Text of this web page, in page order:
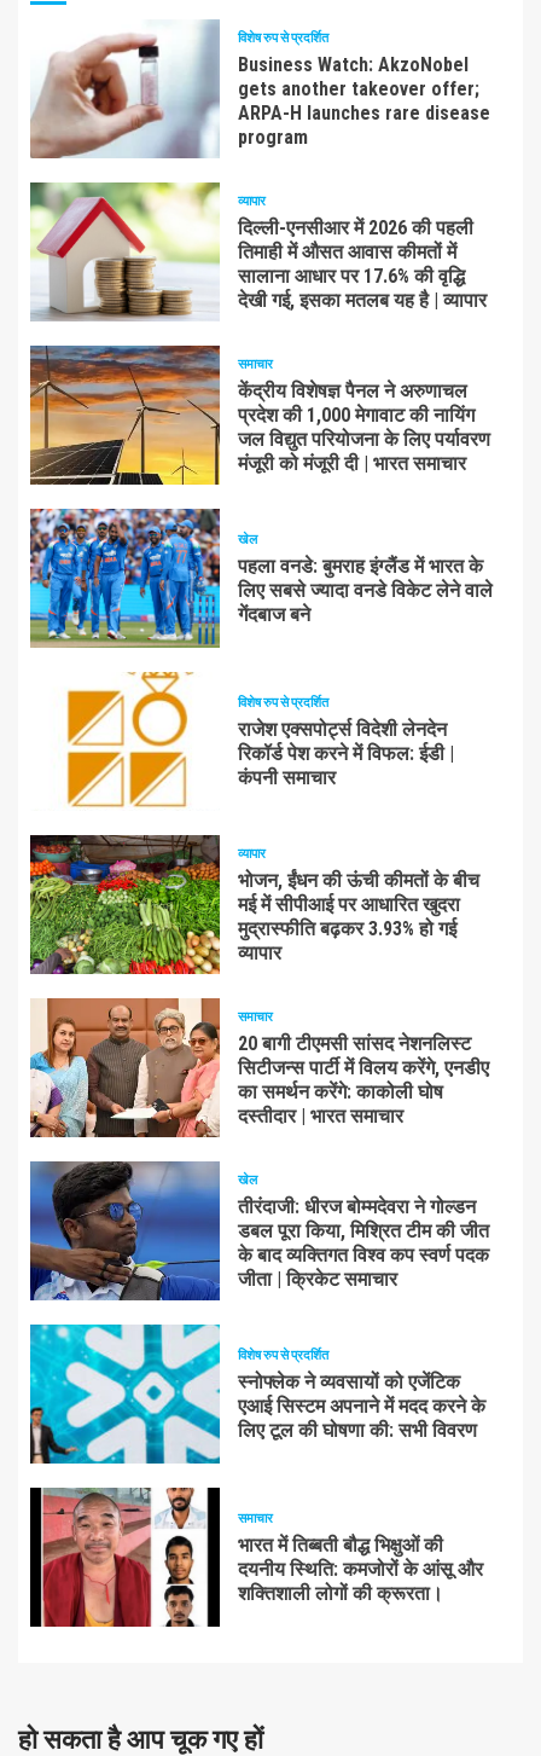
विशेष रुप से प्रदर्शित
Business Watch: AkzoNobel
gets another takeover offer;
ARPA-H launches rare disease
program
व्यापार
दिल्ली-एनसीआर में 2026 की पहली
तिमाही में औसत आवास कीमतों में
सालाना आधार पर 17.6% की वृद्धि
देखी गई, इसका मतलब यह है | व्यापार
समाचार
केंद्रीय विशेषज्ञ पैनल ने अरुणाचल
प्रदेश की 1,000 मेगावाट की नायिंग
जल विद्युत परियोजना के लिए पर्यावरण
मंजूरी को मंजूरी दी | भारत समाचार
खेल
पहला वनडे: बुमराह इंग्लैंड में भारत के
लिए सबसे ज्यादा वनडे विकेट लेने वाले
गेंदबाज बने
विशेष रुप से प्रदर्शित
राजेश एक्सपोर्ट्स विदेशी लेनदेन
रिकॉर्ड पेश करने में विफल: ईडी |
कंपनी समाचार
व्यापार
भोजन, ईंधन की ऊंची कीमतों के बीच
मई में सीपीआई पर आधारित खुदरा
मुद्रास्फीति बढ़कर 3.93% हो गई
व्यापार
समाचार
20 बागी टीएमसी सांसद नेशनलिस्ट
सिटीजन्स पार्टी में विलय करेंगे, एनडीए
का समर्थन करेंगे: काकोली घोष
दस्तीदार | भारत समाचार
खेल
तीरंदाजी: धीरज बोम्मदेवरा ने गोल्डन
डबल पूरा किया, मिश्रित टीम की जीत
के बाद व्यक्तिगत विश्व कप स्वर्ण पदक
जीता | क्रिकेट समाचार
विशेष रुप से प्रदर्शित
स्नोफ्लेक ने व्यवसायों को एजेंटिक
एआई सिस्टम अपनाने में मदद करने के
लिए टूल की घोषणा की: सभी विवरण
समाचार
भारत में तिब्बती बौद्ध भिक्षुओं की
दयनीय स्थिति: कमजोरों के आंसू और
शक्तिशाली लोगों की क्रूरता।
हो सकता है आप चूक गए हों